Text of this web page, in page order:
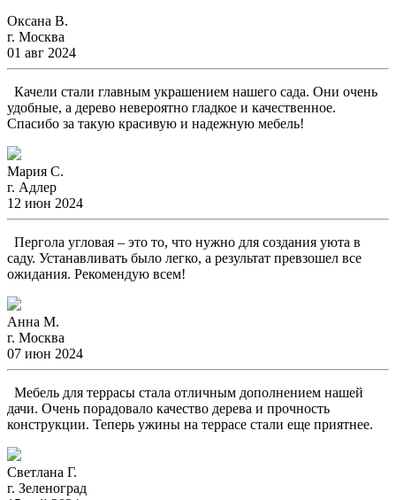
Оксана В.
г. Москва
01 авг 2024
Качели стали главным украшением нашего сада. Они очень
удобные, а дерево невероятно гладкое и качественное.
Спасибо за такую красивую и надежную мебель!
Мария С.
г. Адлер
12 июн 2024
Пергола угловая – это то, что нужно для создания уюта в
саду. Устанавливать было легко, а результат превзошел все
ожидания. Рекомендую всем!
Анна М.
г. Москва
07 июн 2024
Мебель для террасы стала отличным дополнением нашей
дачи. Очень порадовало качество дерева и прочность
конструкции. Теперь ужины на террасе стали еще приятнее.
Светлана Г.
г. Зеленоград